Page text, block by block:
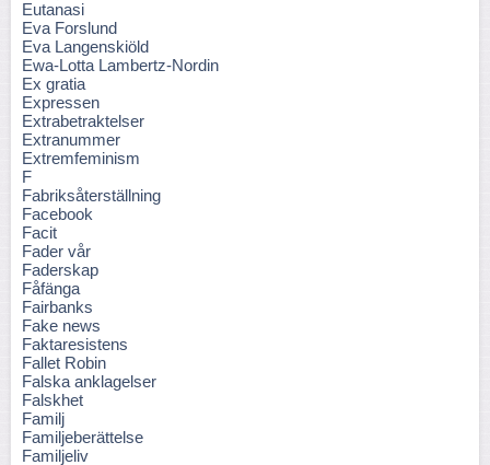
Eutanasi
Eva Forslund
Eva Langenskiöld
Ewa-Lotta Lambertz-Nordin
Ex gratia
Expressen
Extrabetraktelser
Extranummer
Extremfeminism
F
Fabriksåterställning
Facebook
Facit
Fader vår
Faderskap
Fåfänga
Fairbanks
Fake news
Faktaresistens
Fallet Robin
Falska anklagelser
Falskhet
Familj
Familjeberättelse
Familjeliv